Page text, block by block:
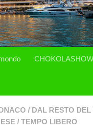
/ DAL RESTO DEL
/ TEMPO LIBERO